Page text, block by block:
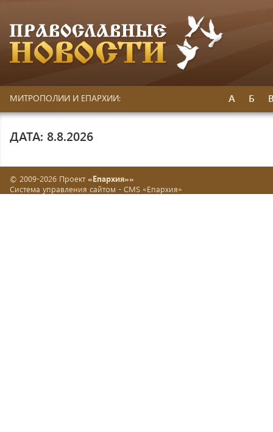
МИТРОПОЛИИ И ЕПАРХИИ: А Б
ДАТА: 8.8.2026
© 2009-2026 Проект «Епархия»»
Система управления сайтом - CMS «Епархия»